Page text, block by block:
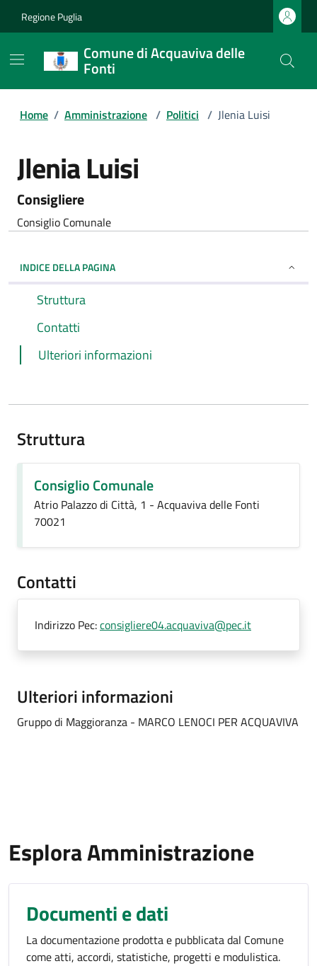
Regione Puglia
Comune di Acquaviva delle
Fonti
Home / Amministrazione / Politici / Jlenia Luisi
Jlenia Luisi
Consigliere
Consiglio Comunale
INDICE DELLA PAGINA
Struttura
Contatti
Ulteriori informazioni
Struttura
Consiglio Comunale
Atrio Palazzo di Città, 1 - Acquaviva delle Fonti
70021
Contatti
Indirizzo Pec:consigliere04.acquaviva@pec.it
Ulteriori informazioni
Gruppo di Maggioranza - MARCO LENOCI PER ACQUAVIVA
Esplora Amministrazione
Documenti e dati
La documentazione prodotta e pubblicata dal Comune
come atti, accordi, statistiche, progetti e modulistica.